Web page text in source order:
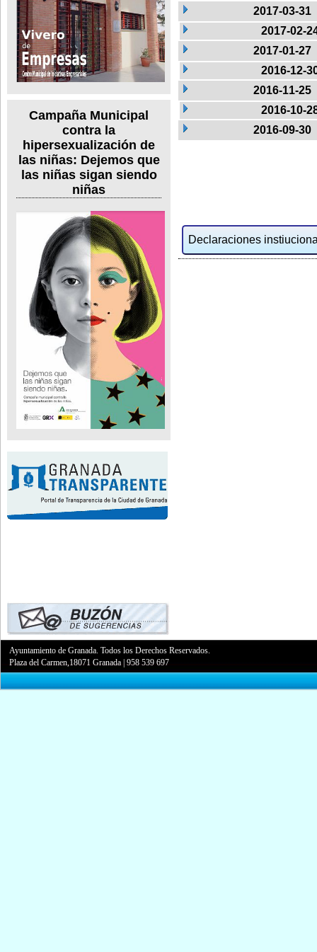
Campaña Municipal
contra la
hipersexualización de
las niñas: Dejemos que
las niñas sigan siendo
niñas
2017-03-31
2017-02-
2017-01-27
2016-12-
2016-11-25
2016-10-
2016-09-30
Declaraciones
Ayuntamiento de Granada. Todos los Derechos Reservados.
Plaza del Carmen,18071 Granada |958 539 697